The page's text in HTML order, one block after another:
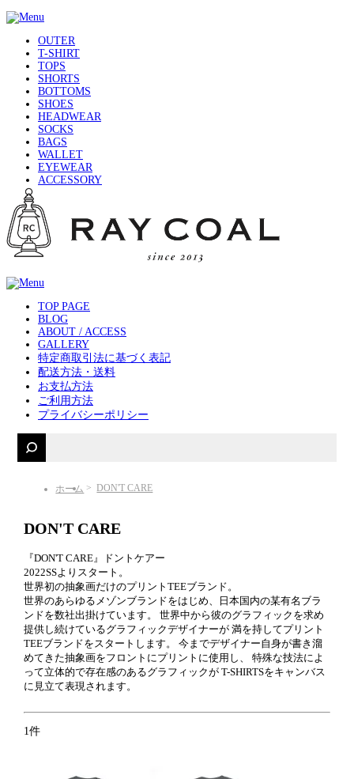
OUTER
T-SHIRT
TOPS
SHORTS
BOTTOMS
SHOES
HEADWEAR
SOCKS
BAGS
WALLET
EYEWEAR
ACCESSORY
TOP PAGE
BLOG
ABOUT / ACCESS
GALLERY
特定商取引法に基づく表記
配送方法・送料
お支払方法
ご利用方法
プライバシーポリシー
ホーム DON'T CARE
DON'T CARE
『DON'T CARE』ドントケアー
2022SSよりスタート。
世界初の抽象画だけのプリントTEEブランド。
世界のあらゆるメゾンブランドをはじめ、日本国内の某有名ブラ
ンドを数社出掛けています。 世界中から彼のグラフィックを求め
提供し続けているグラフィックデザイナーが 満を持してプリント
TEEブランドをスタートします。 今までデザイナー自身が書き溜
めてきた抽象画をフロントにプリントに使用し、 特殊な技法によ
って立体的で存在感のあるグラフィックが T-SHIRTSをキャンバス
に見立て表現されます。
1件